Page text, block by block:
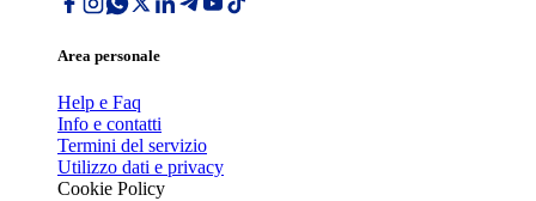
Area personale
Help e Faq
Info e contatti
Termini del servizio
Utilizzo dati e privacy
Cookie Policy